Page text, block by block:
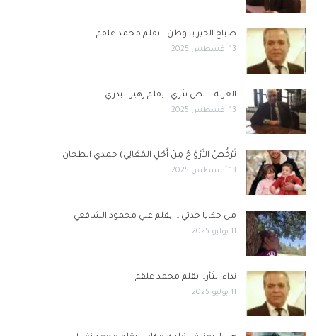
صباح الخير يا وطن… بقلم محمد علقم
13 أغسطس 2025
العزلة…. نص نثري.. بقلم زهير البدري
13 أغسطس 2025
تَرْخُصُ الأَرْوَاحُ مِنْ أَجْلِ المَعَالِي) حمدي الطحان
13 أغسطس 2025
من حكايا جدتي…. بقلم علي محمود الشافعي
11 يوليو 2025
نداء الثأر… بقلم محمد علقم
11 يوليو 2025